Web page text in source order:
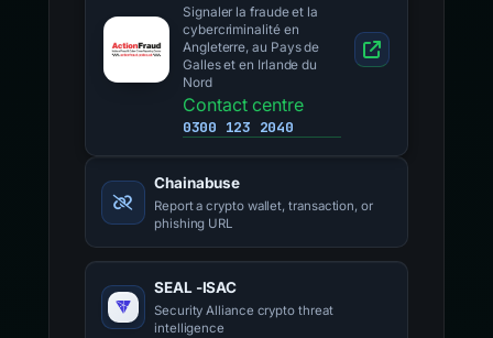
Signaler la fraude et la
cybercriminalité en
Angleterre, au Pays de
Galles et en Irlande du
Nord
Contact centre
0300 123 2040
Chainabuse
Report a crypto wallet, transaction, or
phishing URL
SEAL -ISAC
Security Alliance crypto threat
intelligence